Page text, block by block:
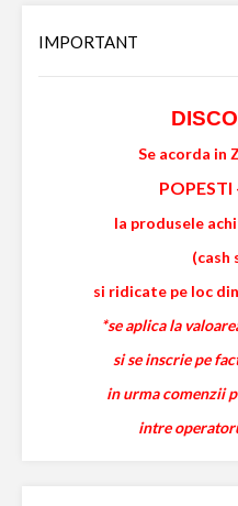
IMPORTANT
Se acorda in
POPESTI
la produsele
(cash
si ridicate pe loc
*se aplica la
si se inscrie pe
in urma comenzii
intre